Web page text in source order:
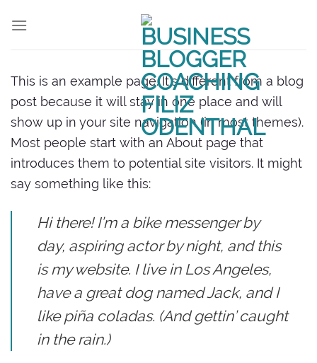
Inhalt
This is an example page. It’s different from a blog
post because it will stay in one place and will
show up in your site navigation (in most themes).
Most people start with an About page that
introduces them to potential site visitors. It might
say something like this:
Hi there! I’m a bike messenger by
day, aspiring actor by night, and this
is my website. I live in Los Angeles,
have a great dog named Jack, and I
like piña coladas. (And gettin’ caught
in the rain.)